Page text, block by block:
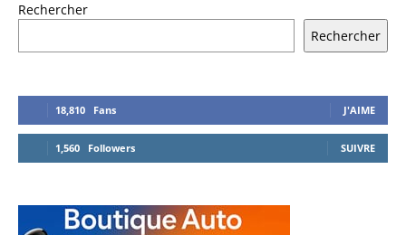
Rechercher
Rechercher
18,810 Fans J'AIME
1,560 Followers SUIVRE